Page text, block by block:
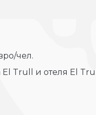
чел.
Trull и отеля El